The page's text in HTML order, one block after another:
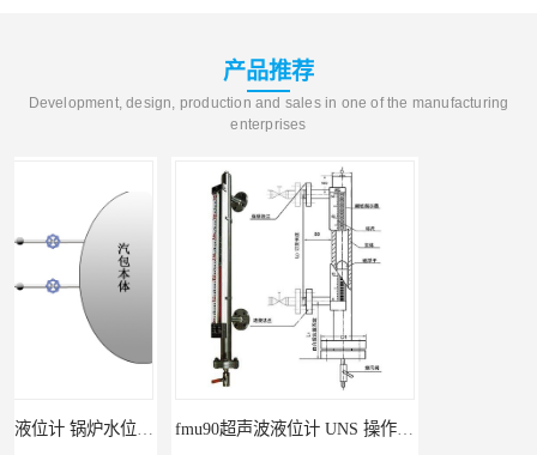
产品推荐
Development, design, production and sales in one of the manufacturing
enterprises
fmu90超声波液位计 UNS 操作简单